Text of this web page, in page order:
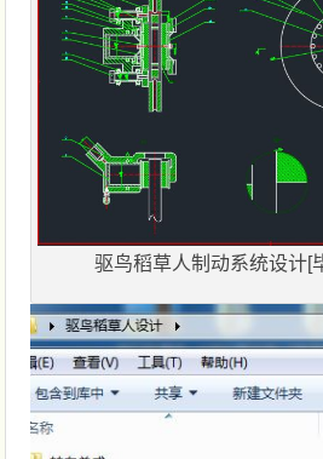
驱鸟稻草人制动系统设计[